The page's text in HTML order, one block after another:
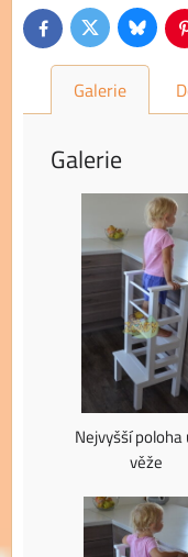
FacebookTwitterBluesky
Galerie
Galerie
Nejvyšší poloha
věže